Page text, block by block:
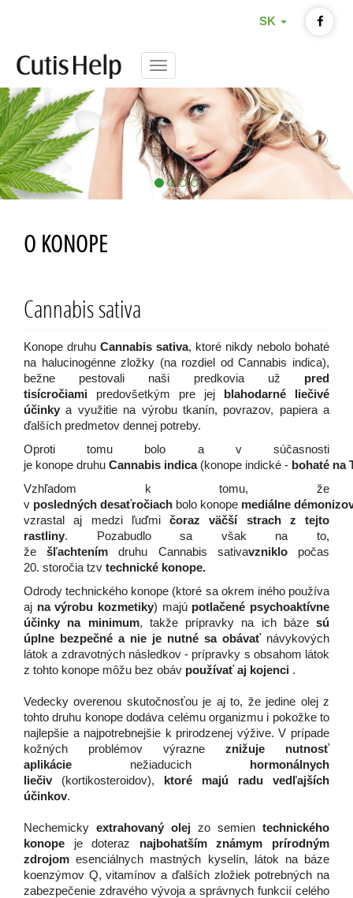
SK
Menu
O KONOPE
Cannabis sativa
Konope druhu Cannabis sativa, ktoré nikdy nebolo bohaté
na halucinogénne zložky (na rozdiel od Cannabis indica),
bežne pestovali naši predkovia už
pred
tisícročiami
predovšetkým pre jej
blahodarné liečivé
účinky a využitie na výrobu tkanín, povrazov, papiera a
ďalších predmetov dennej potreby.
Oproti
tomu bolo a v súčasnosti
je konope druhu Cannabis indica (konope indické - bohaté na
Vzhľadom k tomu,
že
v posledných desaťročiach bolo konope mediálne
vzrastal aj medzi ľuďmi
čoraz väčší strach z tejto
rastliny. Pozabudlo sa však na to,
že
šľachtením druhu Cannabis sativavzniklo
počas
20. storočia tzv technické konope.
Odrody technického konope (ktoré sa okrem iného používa
aj na výrobu kozmetiky) majú potlačené psychoaktívne
účinky na minimum, takže prípravky na ich báze sú
úplne bezpečné a nie je nutné sa obávať návykových
látok a zdravotných následkov - prípravky s obsahom látok
z tohto konope môžu bez obáv používať aj kojenci .
Vedecky overenou skutočnosťou je aj to, že jedine olej z
tohto druhu konope dodáva celému organizmu i pokožke to
najlepšie a najpotrebnejšie k prirodzenej výžive. V prípade
kožných problémov výrazne
znižuje nutnosť
aplikácie
nežiaducich
hormonálnych
liečiv
(kortikosteroidov),
ktoré majú radu vedľajších
účinkov.
Nechemicky extrahovaný olej zo semien technického
konope
je doteraz
najbohatším známym prírodným
zdrojom esenciálnych mastných kyselín, látok na báze
koenzýmov Q, vitamínov a ďalších zložiek potrebných na
zabezpečenie zdravého vývoja a správnych funkcií celého